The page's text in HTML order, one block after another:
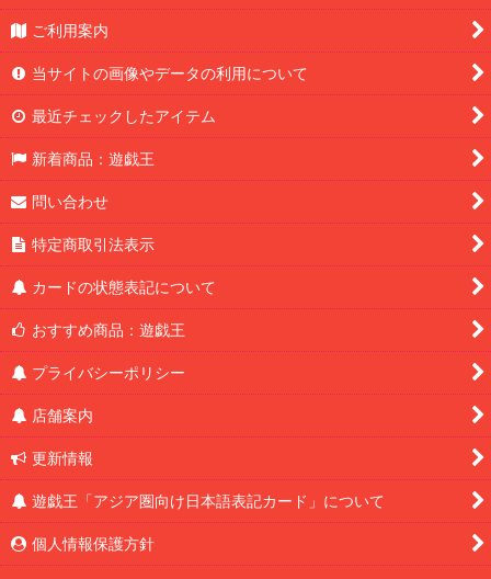
ご利用案内
当サイトの画像やデータの利用について
最近チェックしたアイテム
新着商品：遊戯王
問い合わせ
特定商取引法表示
カードの状態表記について
おすすめ商品：遊戯王
プライバシーポリシー
店舗案内
更新情報
遊戯王「アジア圏向け日本語表記カード」について
個人情報保護方針